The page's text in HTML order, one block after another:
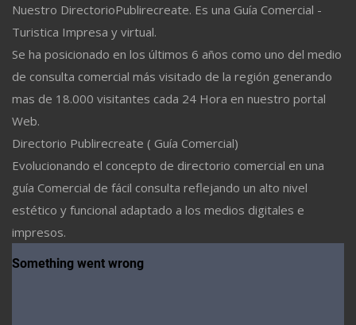
Nuestro DirectorioPublirecreate. Es una Guía Comercial -
Turistica Impresa y virtual.
Se ha posicionado en los últimos 6 años como uno del medio
de consulta comercial más visitado de la región generando
mas de 18.000 visitantes cada 24 Hora en nuestro portal
Web.
Directorio Publirecreate ( Guía Comercial)
Evolucionando el concepto de directorio comercial en una
guía Comercial de fácil consulta reflejando un alto nivel
estético y funcional adaptado a los medios digitales e
impresos.